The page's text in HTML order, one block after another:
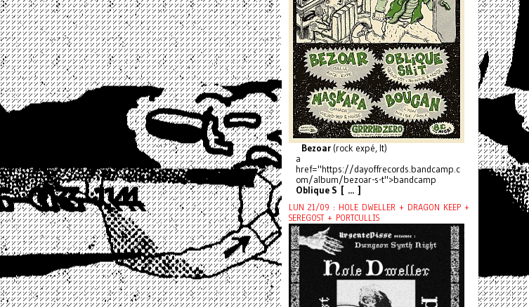
Bezoar (rock expé, It)
a
href="https://dayoffrecords.bandcamp.c
om/album/bezoar-s-t">bandcamp
Oblique S [ ... ]
LUN 21/09 : HOLE DWELLER + DRAGON KEEP +
SEREGOST + PORTCULLIS